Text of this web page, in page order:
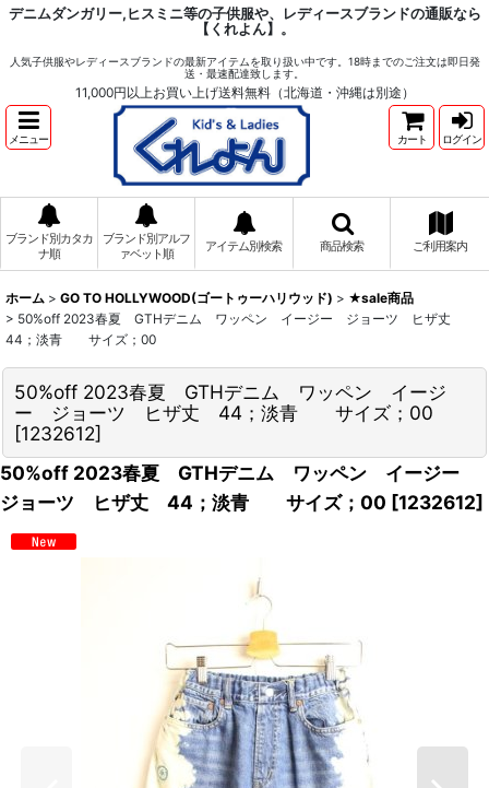
デニムダンガリー,ヒスミニ等の子供服や、レディースブランドの通販なら
【くれよん】。
人気子供服やレディースブランドの最新アイテムを取り扱い中です。18時までのご注文は即日発
送・最速配達致します。
11,000円以上お買い上げ送料無料（北海道・沖縄は別途）
メニュー カート ログイン
ブランド別カタカ
ナ順
ブランド別アルフ
ァベット順
アイテム別検索 商品検索 ご利用案内
ホーム > GO TO HOLLYWOOD(ゴートゥーハリウッド) > ★sale商品
> 50%off 2023春夏 GTHデニム ワッペン イージー ジョーツ ヒザ丈
44；淡青 サイズ；00
50%off 2023春夏 GTHデニム ワッペン イージ
ー ジョーツ ヒザ丈 44；淡青 サイズ；00
[1232612]
50%off 2023春夏 GTHデニム ワッペン イージー
ジョーツ ヒザ丈 44；淡青 サイズ；00 [1232612]